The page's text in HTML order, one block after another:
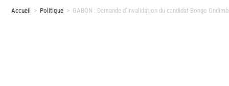
Accueil > Politique > GABON : Demande d’invalidation du candidat Bongo